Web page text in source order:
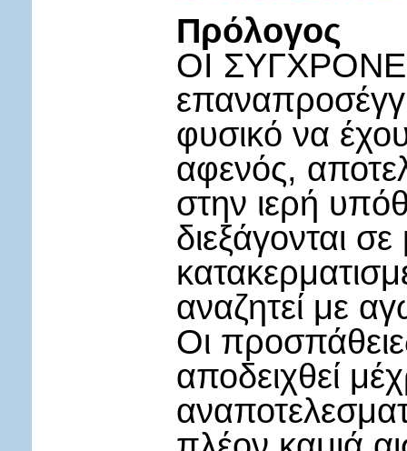
Πρόλογος
ΟΙ
φυσικό να
αφενός,
στην ιερή
διεξάγονται
αναζητεί με
Οι
αποδειχθεί